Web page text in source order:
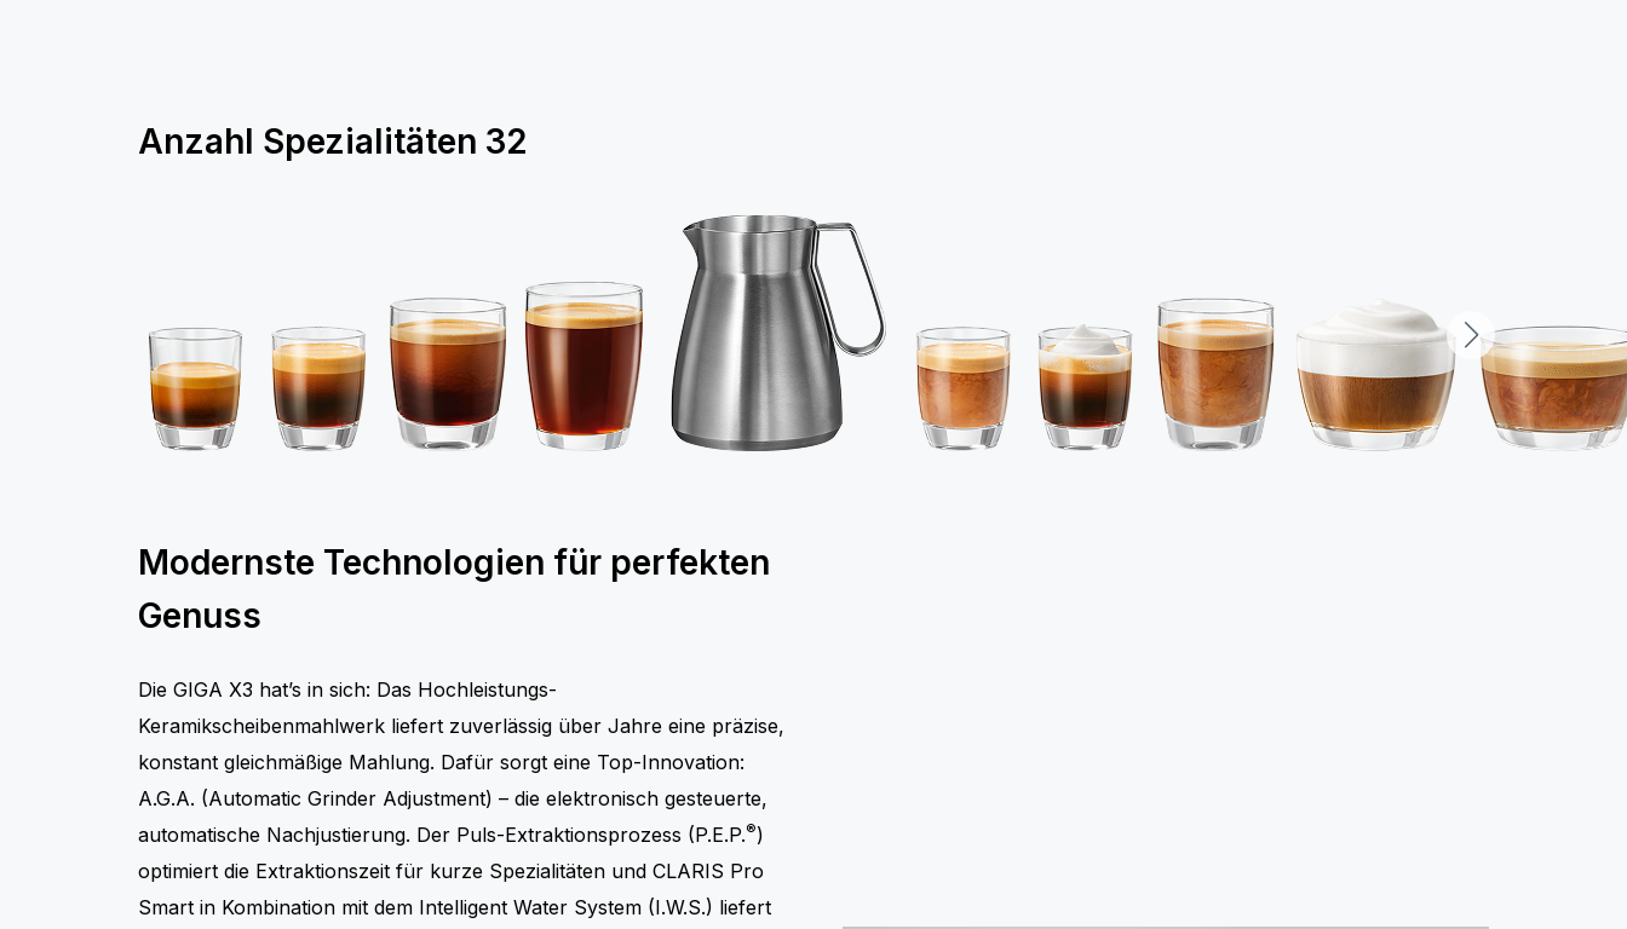
Anzahl Spezialitäten 32
Modernste Technologien für perfekten
Genuss
Die GIGA X3 hat’s in sich: Das Hochleistungs-
Keramikscheibenmahlwerk liefert zuverlässig über Jahre eine präzise,
konstant gleichmäßige Mahlung. Dafür sorgt eine Top-Innovation:
A.G.A. (Automatic Grinder Adjustment) – die elektronisch gesteuerte,
automatische Nachjustierung. Der Puls-Extraktionsprozess (P.E.P.®)
optimiert die Extraktionszeit für kurze Spezialitäten und CLARIS Pro
Smart in Kombination mit dem Intelligent Water System (I.W.S.) liefert